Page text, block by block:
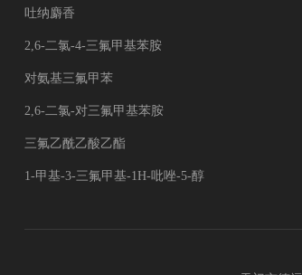
吐纳麝香
2,6-二氯-4-三氟甲基苯胺
对氨基三氟甲苯
2,6-二氯-对三氟甲基苯胺
三氟乙酰乙酸乙酯
1-甲基-3-三氟甲基-1H-吡唑-5-醇